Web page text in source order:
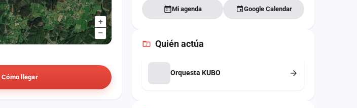
+
–
Cómo llegar
Mi agenda Google Calendar
Quién actúa
Orquesta KUBO